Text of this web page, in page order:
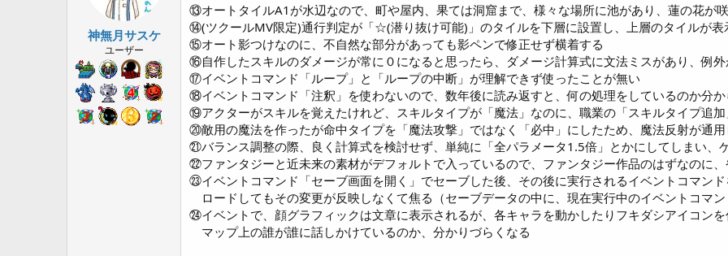
s
:
神無月サスケ
ユーザー
⑬オートタイルA1が水辺なので、町や屋内、果ては洞窟まで、様々な場所に池があり、蓮の花が
⑭(ツクールMV限定)通行判定が「☆(潜り抜け可能)」のタイルを下層に設置し、上層のタイルが表
⑮オート影つけなのに、不自然な部分があっても影ペンで修正せず横着する
⑯自作したスキルのダメージが常に０になると思ったら、ダメージ計算式に文法ミスがあり、例外
⑰イベントコマンド「ループ」と「ループの中断」が理解できず使ったことが無い
⑱イベントコマンド「注釈」を使わないので、数年後に読み返すと、何の処理をしているのか分か
⑲アクターがスキルを覚えたけれど、スキルタイプが「魔法」なのに、職業の「スキルタイプ追
⑳敵用の魔法を作ったが命中タイプを「魔法攻撃」ではなく「必中」にしたため、魔法反射が通用
㉑バランス調整の際、良く計算式を検討せず、単純に「全パラメータ1.5倍」とかにしてしまい、
㉒ファンタジーと近未来の素材がデフォルトで入っているので、ファンタジー作品のはずなのに
㉓イベントコマンド「セーブ画面を開く」でセーブした後、その後に実行されるイベントコマンド
ロードしてもその変更が反映しなくて焦る（セーブデータの中に、現在実行中のイベントコマン
㉔イベントで、顔グラフィックは文章に表示されるが、各キャラを動かしたりフキダシアイコンを
マップ上の誰が誰に話しかけているのか、分かりづらくなる